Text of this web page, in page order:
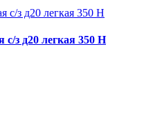
з д20 легкая 350 Н